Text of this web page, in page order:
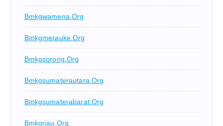
Bmkgwamena.org
Bmkgmerauke.org
Bmkgsorong.org
Bmkgsumaterautara.org
Bmkgsumaterabarat.org
Bmkgriau.org